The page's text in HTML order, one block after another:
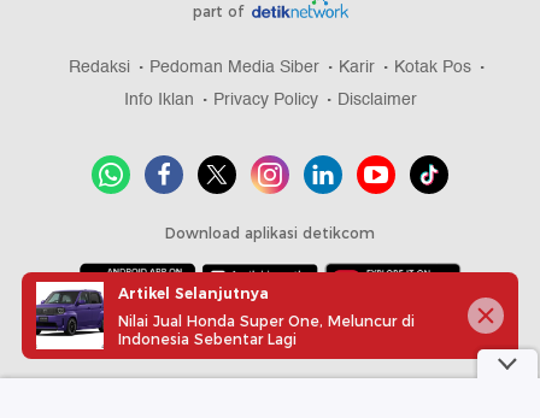
part of
Redaksi Pedoman Media Siber Karir
Kotak Pos
Info Iklan
Privacy Policy Disclaimer
Download aplikasi detikcom
Copyright @ 2026 detikcom, All right reserved
Artikel Selanjutnya
Nilai Jual Honda Super One, Meluncur di
Indonesia Sebentar Lagi